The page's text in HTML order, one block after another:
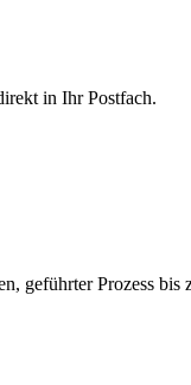
in Ihr Postfach.
geführter Prozess bis